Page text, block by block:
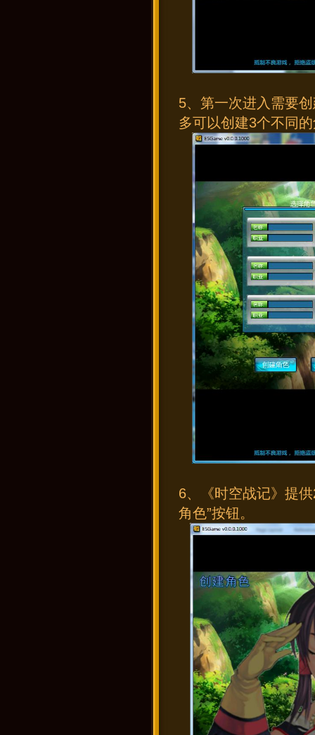
5、第一次进入需要
多可以创建3个不同
6、《时空战记》提
角色”按钮。